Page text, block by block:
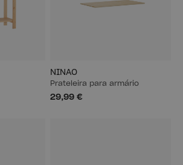
NINAO
Prateleira para armário
29,99 €